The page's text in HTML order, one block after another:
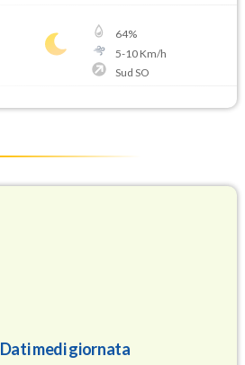
64%
5-10Km/h
Sud SO
Dati medi giornata